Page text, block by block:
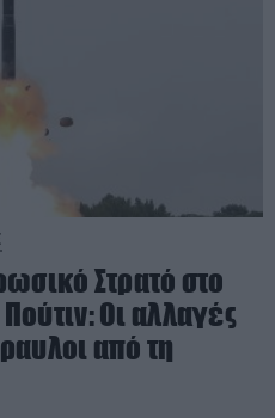
Στρατό στο
Οι αλλαγές
από τη